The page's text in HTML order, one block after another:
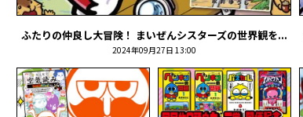
ふたりの仲良し大冒険！ まいぜんシスターズの世界観を...
2024年09月27日 13:00